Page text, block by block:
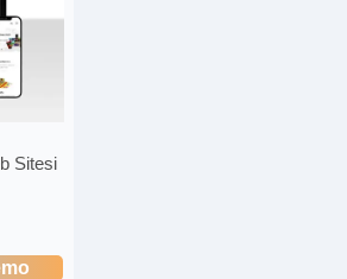
Sitesi